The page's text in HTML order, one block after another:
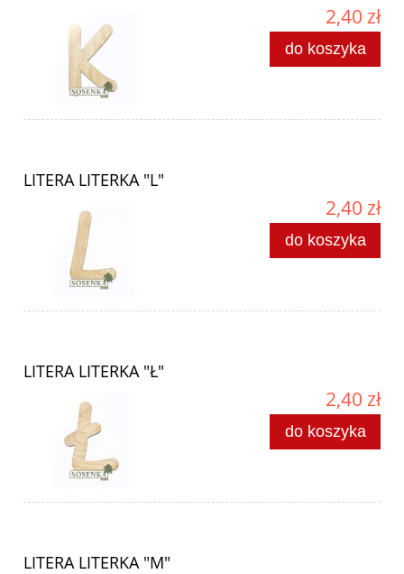
2,40 zł
do koszyka
LITERA LITERKA "L"
2,40 zł
do koszyka
LITERA LITERKA "Ł"
2,40 zł
do koszyka
LITERA LITERKA "M"